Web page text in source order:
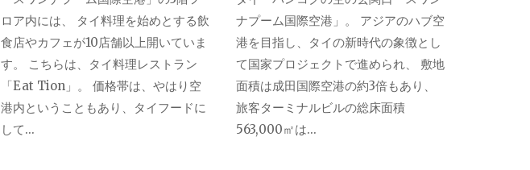
ロア内には、 タイ料理を始めとする飲
食店やカフェが10店舗以上開いていま
す。 こちらは、タイ料理レストラン
「Eat Tion」。 価格帯は、やはり空
港内ということもあり、タイフードに
して...
ナプーム国際空港」。 アジアのハブ空
港を目指し、タイの新時代の象徴とし
て国家プロジェクトで進められ、 敷地
面積は成田国際空港の約3倍もあり、
旅客ターミナルビルの総床面積
563,000㎡は...